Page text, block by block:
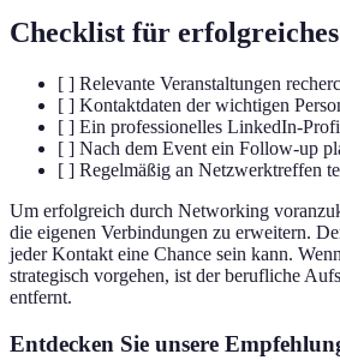
Checklist für
[ ] Relevante Veranstaltungen
[ ] Kontaktdaten der wichtigen
[ ] Ein professionelles LinkedIn-
[ ] Nach dem Event ein Follow-up
[ ] Regelmäßig an Netzwerktreffen
Um erfolgreich durch Networking
die eigenen Verbindungen zu erweitern.
jeder Kontakt eine Chance sein kann.
strategisch vorgehen, ist der berufliche
entfernt.
Entdecken Sie unsere